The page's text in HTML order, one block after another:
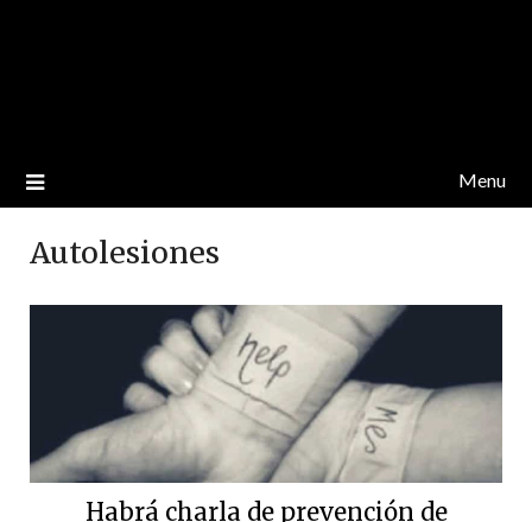
Menu
Autolesiones
Habrá charla de prevención de